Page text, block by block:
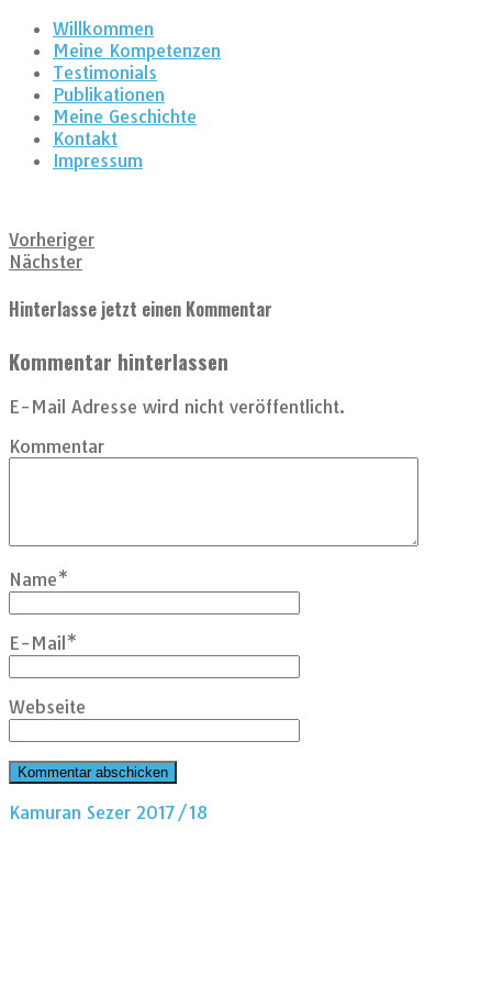
Willkommen
Meine Kompetenzen
Testimonials
Publikationen
Meine Geschichte
Kontakt
Impressum
Vorheriger
Nächster
Hinterlasse jetzt einen Kommentar
Kommentar hinterlassen
E-Mail Adresse wird nicht veröffentlicht.
Kommentar
Name*
E-Mail *
Webseite
Kamuran Sezer 2017/18